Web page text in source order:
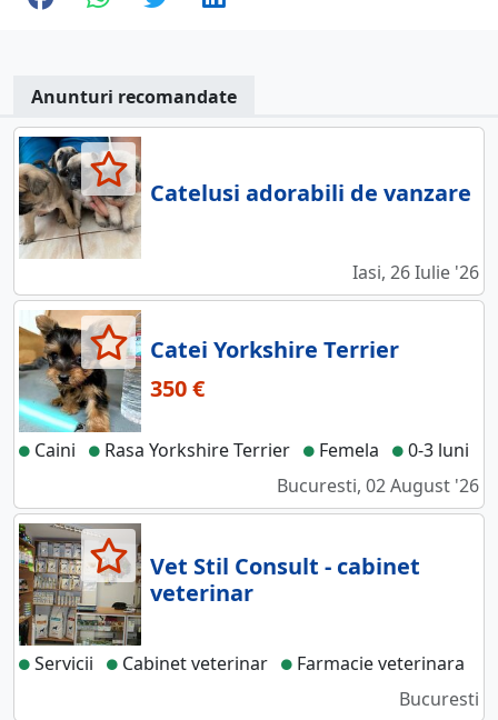
Anunturi recomandate
Catelusi adorabili de vanzare
Iasi, 26 Iulie '26
Catei Yorkshire Terrier
350 €
Caini Rasa Yorkshire Terrier Femela
0-3 luni
Bucuresti, 02 August '26
Vet Stil Consult - cabinet
veterinar
Servicii Cabinet veterinar
Farmacie veterinara
Bucuresti